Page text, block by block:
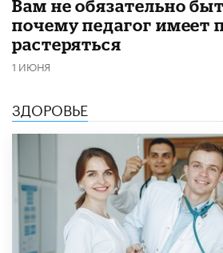
​Вам не обязательно
почему педагог имеет
растеряться
1 ИЮНЯ
ЗДОРОВЬЕ